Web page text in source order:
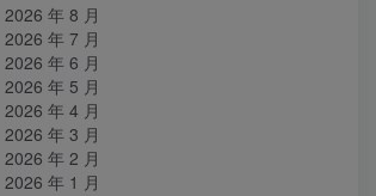
2026 年 8 月
2026 年 7 月
2026 年 6 月
2026 年 5 月
2026 年 4 月
2026 年 3 月
2026 年 2 月
2026 年 1 月